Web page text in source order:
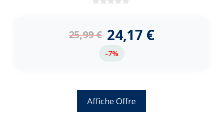
5
25,99€ 24,17 €
-7%
Affiche Offre